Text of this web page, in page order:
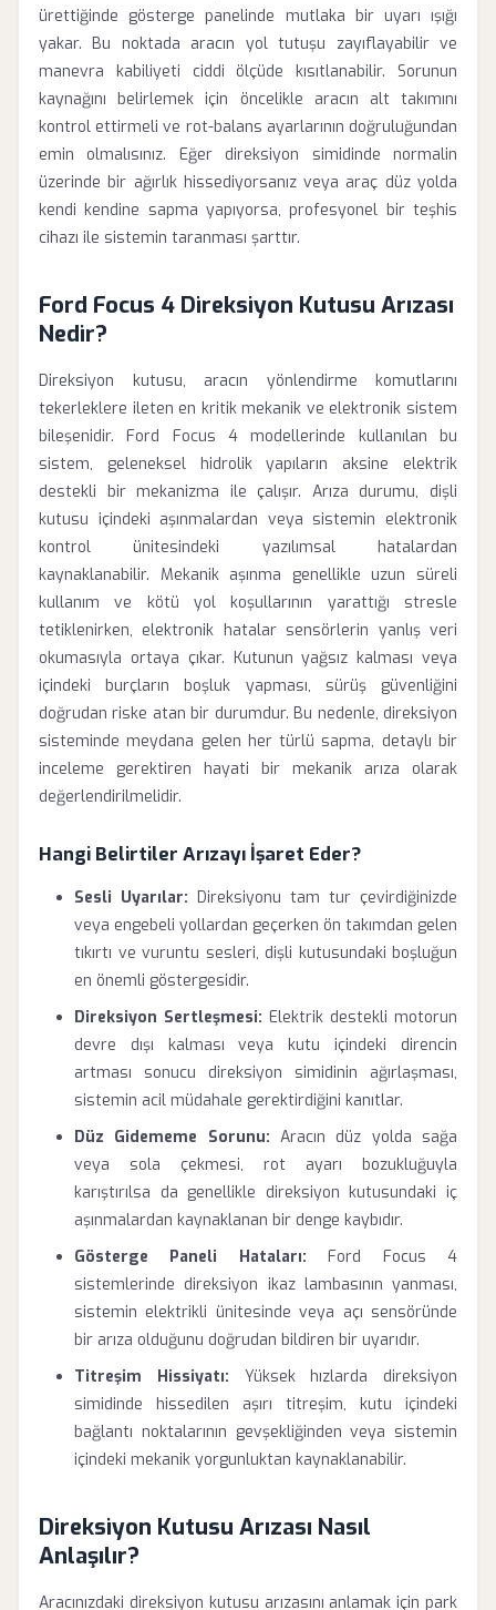
ürettiğinde gösterge panelinde mutlaka bir uyarı ışığı
yakar. Bu noktada aracın yol tutuşu zayıflayabilir ve
manevra kabiliyeti ciddi ölçüde kısıtlanabilir. Sorunun
kaynağını belirlemek için öncelikle aracın alt takımını
kontrol ettirmeli ve rot-balans ayarlarının doğruluğundan
emin olmalısınız. Eğer direksiyon simidinde normalin
üzerinde bir ağırlık hissediyorsanız veya araç düz yolda
kendi kendine sapma yapıyorsa, profesyonel bir teşhis
cihazı ile sistemin taranması şarttır.
Ford Focus 4 Direksiyon Kutusu Arızası
Nedir?
Direksiyon kutusu, aracın yönlendirme komutlarını
tekerleklere ileten en kritik mekanik ve elektronik sistem
bileşenidir. Ford Focus 4 modellerinde kullanılan bu
sistem, geleneksel hidrolik yapıların aksine elektrik
destekli bir mekanizma ile çalışır. Arıza durumu, dişli
kutusu içindeki aşınmalardan veya sistemin elektronik
kontrol ünitesindeki yazılımsal hatalardan
kaynaklanabilir. Mekanik aşınma genellikle uzun süreli
kullanım ve kötü yol koşullarının yarattığı stresle
tetiklenirken, elektronik hatalar sensörlerin yanlış veri
okumasıyla ortaya çıkar. Kutunun yağsız kalması veya
içindeki burçların boşluk yapması, sürüş güvenliğini
doğrudan riske atan bir durumdur. Bu nedenle, direksiyon
sisteminde meydana gelen her türlü sapma, detaylı bir
inceleme gerektiren hayati bir mekanik arıza olarak
değerlendirilmelidir.
Hangi Belirtiler Arızayı İşaret Eder?
Sesli Uyarılar: Direksiyonu tam tur çevirdiğinizde
veya engebeli yollardan geçerken ön takımdan gelen
tıkırtı ve vuruntu sesleri, dişli kutusundaki boşluğun
en önemli göstergesidir.
Direksiyon Sertleşmesi: Elektrik destekli motorun
devre dışı kalması veya kutu içindeki direncin
artması sonucu direksiyon simidinin ağırlaşması,
sistemin acil müdahale gerektirdiğini kanıtlar.
Düz Gidememe Sorunu: Aracın düz yolda sağa
veya sola çekmesi, rot ayarı bozukluğuyla
karıştırılsa da genellikle direksiyon kutusundaki iç
aşınmalardan kaynaklanan bir denge kaybıdır.
Gösterge Paneli Hataları: Ford Focus 4
sistemlerinde direksiyon ikaz lambasının yanması,
sistemin elektrikli ünitesinde veya açı sensöründe
bir arıza olduğunu doğrudan bildiren bir uyarıdır.
Titreşim Hissiyatı: Yüksek hızlarda direksiyon
simidinde hissedilen aşırı titreşim, kutu içindeki
bağlantı noktalarının gevşekliğinden veya sistemin
içindeki mekanik yorgunluktan kaynaklanabilir.
Direksiyon Kutusu Arızası Nasıl
Anlaşılır?
Aracınızdaki direksiyon kutusu arızasını anlamak için park